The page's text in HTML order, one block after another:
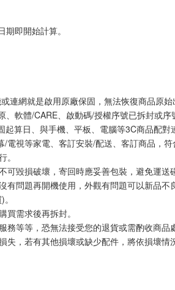
即開始計算。
連網就是啟用原廠保固，無法恢復商品原始
軟體/CARE、啟動碼/授權序號已拆封或
算日、與手機、平板、電腦等3C商品配
視等家電、客訂安裝/配送、客訂商品，
。
毀損破壞，寄回時應妥善包裝，避免運送
有問題再開機使用，外觀有問題可以新品
需求後再拆封。
務等等，恐無法接受您的退貨或需酌收商
失，若有其他損壞或缺少配件，將依損壞